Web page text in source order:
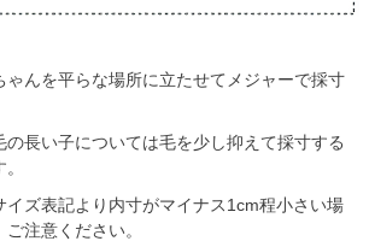
んを平らな場所に立たせてメジャーで採寸
長い子については毛を少し抑えて採寸する
ズ表記より内寸がマイナス1cm程小さい場
注意ください。